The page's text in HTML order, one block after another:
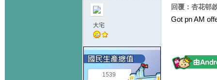
大宅
1539
回覆：杏花邨
Got pn AM